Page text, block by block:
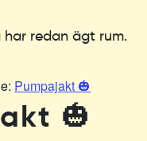
redan ägt rum.
Pumpajakt 🎃
🎃